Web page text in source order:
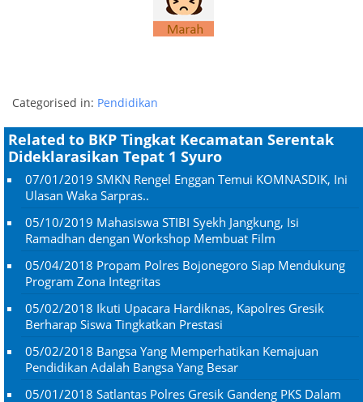
Categorised in: Pendidikan
Related to BKP Tingkat Kecamatan Serentak
Dideklarasikan Tepat 1 Syuro
07/01/2019 SMKN Rengel Enggan Temui KOMNASDIK, Ini
Ulasan Waka Sarpras..
05/10/2019 Mahasiswa STIBI Syekh Jangkung, Isi
Ramadhan dengan Workshop Membuat Film
05/04/2018 Propam Polres Bojonegoro Siap Mendukung
Program Zona Integritas
05/02/2018 Ikuti Upacara Hardiknas, Kapolres Gresik
Berharap Siswa Tingkatkan Prestasi
05/02/2018 Bangsa Yang Memperhatikan Kemajuan
Pendidikan Adalah Bangsa Yang Besar
05/01/2018 Satlantas Polres Gresik Gandeng PKS Dalam